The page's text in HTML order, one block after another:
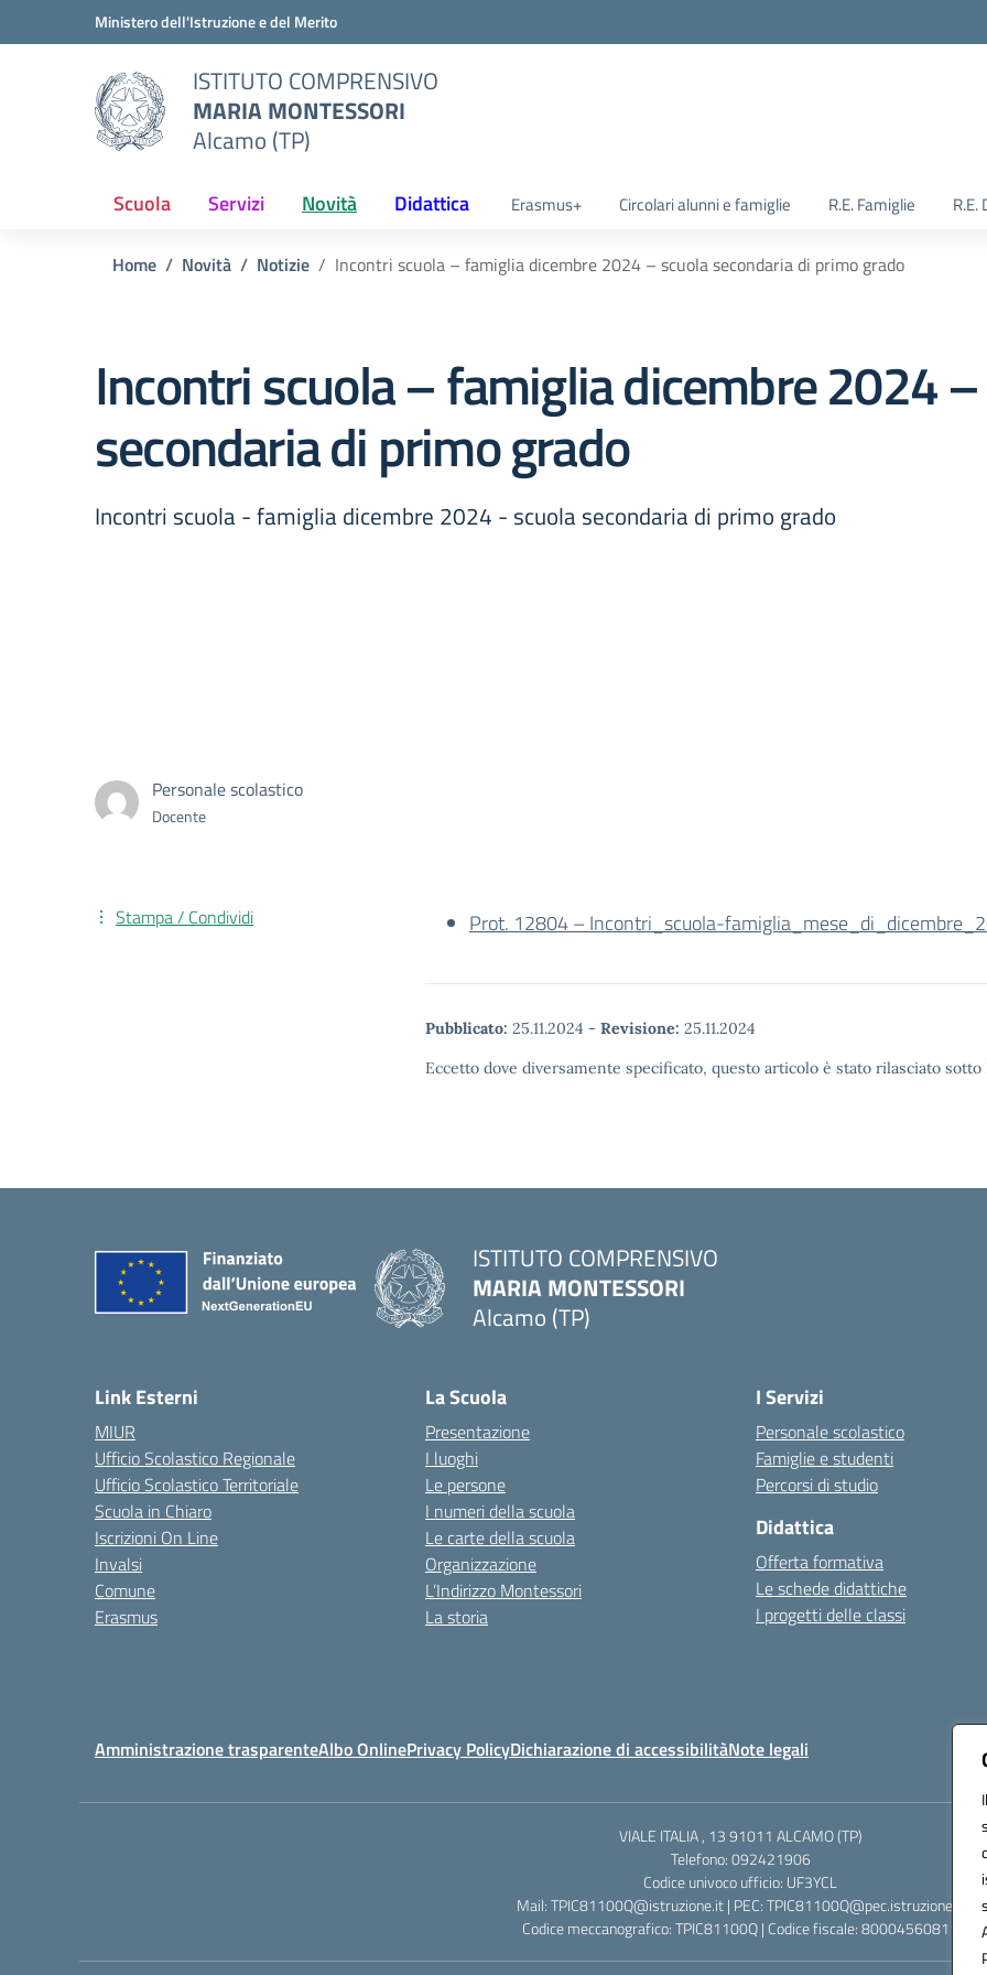
Vai ai contenuti
Vai al menu di navigazioneMinistero dell'Istruzione e del Merito
ISTITUTO COMPRENSIVO
MARIA MONTESSORI
Alcamo (TP)
Scuola Servizi Novità Didattica Erasmus+ Circolari alunni e famiglie R.E. Famiglie R.E.
Home Novità Notizie Incontri scuola – famiglia dicembre 2024 – scuola secondaria di primo grado
Incontri scuola – famiglia dicembre 2024
secondaria di primo grado
Incontri scuola - famiglia dicembre 2024 - scuola secondaria di primo grado
Personale scolastico
Docente
Prot. 12804 – Incontri_scuola-
Pubblicato: 25.11.2024 - Revisione: 25.11.2024
Eccetto dove diversamente specificato, questo articolo è stato rilasciato
Stampa / Condividi
ISTITUTO COMPRENSIVO
MARIA MONTESSORI
Alcamo (TP)
Link Esterni
MIUR
Ufficio Scolastico Regionale
Ufficio Scolastico Territoriale
Scuola in Chiaro
Iscrizioni On Line
Invalsi
Comune
Erasmus
La Scuola
Presentazione
I luoghi
Le persone
I numeri della scuola
Le carte della scuola
Organizzazione
L’Indirizzo Montessori
La storia
I Servizi
Personale scolastico
Famiglie e studenti
Percorsi di studio
Didattica
Offerta formativa
Le schede didattiche
I progetti delle classi
Amministrazione trasparenteAlbo OnlinePrivacy PolicyDichiarazione di accessibilitàNote legali
VIALE ITALIA , 13 91011 ALCAMO (TP)
Telefono: 092421906
Codice univoco ufficio: UF3YCL
Mail: TPIC81100Q@istruzione.it | PEC: TPIC81100Q@pec.istruzione.it
Codice meccanografico: TPIC81100Q | Codice fiscale: 80004560811